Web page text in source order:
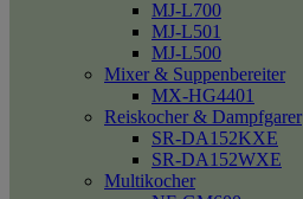
MJ-L700
MJ-L501
MJ-L500
Mixer & Suppenbereiter
MX-HG4401
Reiskocher & Dampfgarer
SR-DA152KXE
SR-DA152WXE
Multikocher